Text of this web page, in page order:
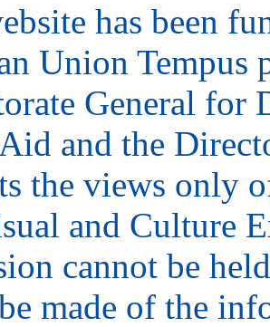
has been
Union Tempus
General for
and the
the views only
and Culture
cannot be
made of the